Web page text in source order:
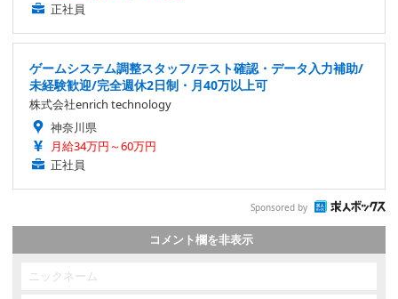
正社員
ゲームシステム調整スタッフ/テスト確認・データ入力補助/
未経験歓迎/完全週休2日制・月40万以上可
株式会社enrich technology
神奈川県
月給34万円～60万円
正社員
Sponsored by
コメント欄を非表示